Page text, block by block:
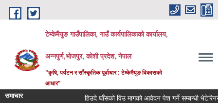
Skip to main content
टेम्केमैयुङ गाउँपालिका, गाउँ कार्यपालिकाको कार्यालय,
अन्नपुर्ण,भोजपुर, कोशी प्रदेश, नेपाल
"कृषि, पर्यटन र साँस्कृतिक पूर्वाधार : टेम्केमैयुङ विकासको
आधार"
समाचार हिउदे घाँसको विउ मागको आवेदन पेश गर्ने सम्बन्धी